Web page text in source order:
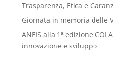
Trasparenza, Etica e
Giornata in memoria delle
ANEIS alla 1ª edizione
innovazione e sviluppo